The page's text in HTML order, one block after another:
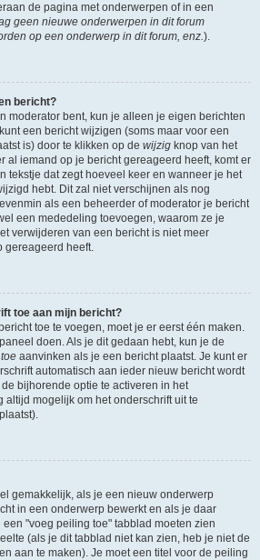
de pagina met onderwerpen of in een
geen nieuwe onderwerpen in dit forum
op een onderwerp in dit forum, enz.).
bericht?
moderator bent, kun je alleen je eigen berichten
een bericht wijzigen (soms maar voor een
is) door te klikken op de wijzig knop van het
al iemand op je bericht gereageerd heeft, komt er
tekstje dat zegt hoeveel keer en wanneer je het
hebt. Dit zal niet verschijnen als nog
als een beheerder of moderator je bericht
een mededeling toevoegen, waarom ze je
verwijderen van een bericht is niet meer
gereageerd heeft.
toe aan mijn bericht?
toe te voegen, moet je er eerst één maken.
doen. Als je dit gedaan hebt, kun je de
aanvinken als je een bericht plaatst. Je kunt er
automatisch aan ieder nieuw bericht wordt
bijhorende optie te activeren in het
mogelijk om het onderschrift uit te
gemakkelijk, als je een nieuw onderwerp
in een onderwerp bewerkt en als je daar
"voeg peiling toe" tabblad moeten zien
(als je dit tabblad niet kan zien, heb je niet de
aan te maken). Je moet een titel voor de peiling